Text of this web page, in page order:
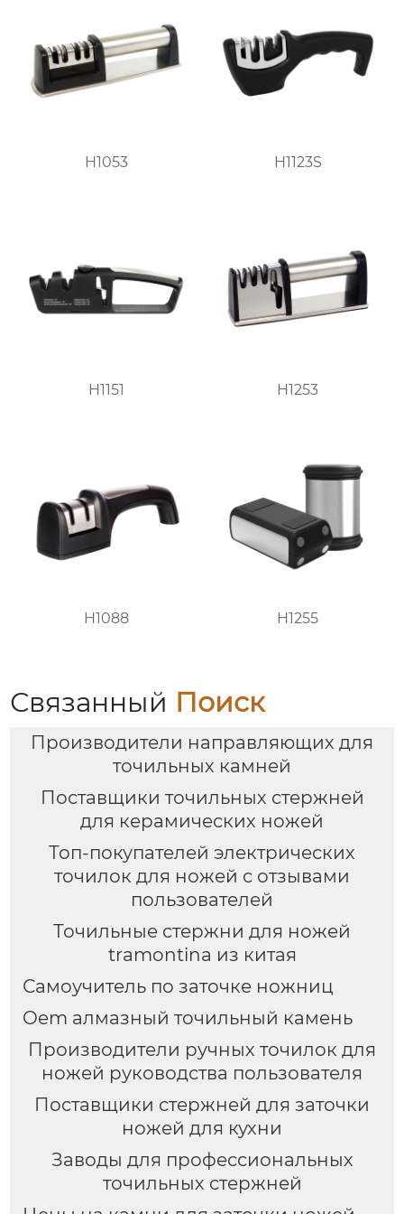
H1053 H1123S
H1151 H1253
H1088 H1255
Связанный Поиск
Производители направляющих для
точильных камней
Поставщики точильных стержней
для керамических ножей
Топ-покупателей электрических
точилок для ножей с отзывами
пользователей
Точильные стержни для ножей
tramontina из китая
Самоучитель по заточке ножниц
Oem алмазный точильный камень
Производители ручных точилок для
ножей руководства пользователя
Поставщики стержней для заточки
ножей для кухни
Заводы для профессиональных
точильных стержней